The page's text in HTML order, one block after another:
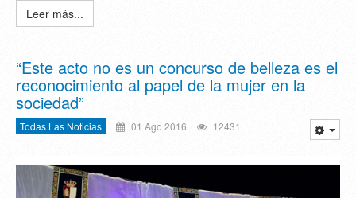
Leer más...
“Este acto no es un concurso de belleza es el
reconocimiento al papel de la mujer en la
sociedad”
Todas Las Noticias 01 Ago 2016 12431